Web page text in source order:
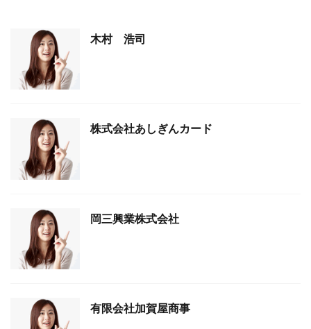
木村 浩司
株式会社あしぎんカード
岡三興業株式会社
有限会社加賀屋商事